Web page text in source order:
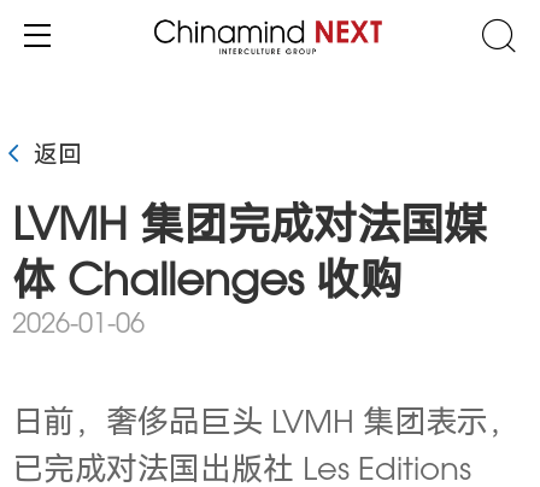
返回
LVMH 集团完成对法国媒
体 Challenges 收购
2026-01-06
日前，奢侈品巨头 LVMH 集团 表示，
已完成对法国出版社 Les Editions